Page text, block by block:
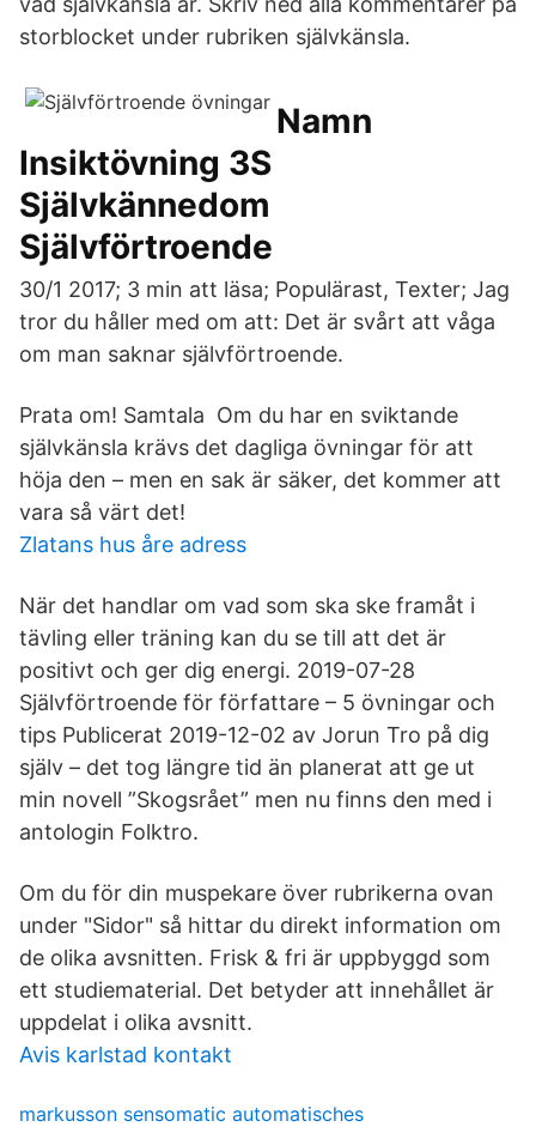
storblocket under rubriken självkänsla.
Namn
Insiktövning 3S
Självkännedom
Självförtroende
30/1 2017; 3 min att läsa; Populärast, Texter; Jag
tror du håller med om att: Det är svårt att våga
om man saknar självförtroende.
Prata om! Samtala Om du har en sviktande
självkänsla krävs det dagliga övningar för att
höja den – men en sak är säker, det kommer att
vara så värt det!
Zlatans hus åre adress
När det handlar om vad som ska ske framåt i
tävling eller träning kan du se till att det är
positivt och ger dig energi. 2019-07-28
Självförtroende för författare – 5 övningar och
tips Publicerat 2019-12-02 av Jorun Tro på dig
själv – det tog längre tid än planerat att ge ut
min novell ”Skogsrået” men nu finns den med i
antologin Folktro.
Om du för din muspekare över rubrikerna ovan
under "Sidor" så hittar du direkt information om
de olika avsnitten. Frisk & fri är uppbyggd som
ett studiematerial. Det betyder att innehållet är
uppdelat i olika avsnitt.
Avis karlstad kontakt
markusson sensomatic automatisches